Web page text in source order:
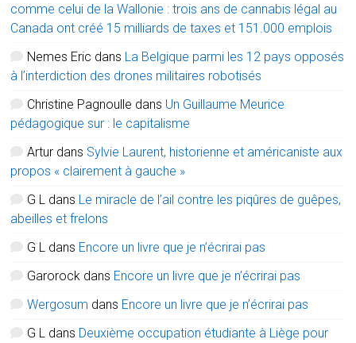
comme celui de la Wallonie : trois ans de cannabis légal au
Canada ont créé 15 milliards de taxes et 151.000 emplois
Nemes Eric dans La Belgique parmi les 12 pays opposés
à l’interdiction des drones militaires robotisés
Christine Pagnoulle dans Un Guillaume Meurice
pédagogique sur : le capitalisme
Artur dans Sylvie Laurent, historienne et américaniste aux
propos « clairement à gauche »
G L dans Le miracle de l’ail contre les piqûres de guêpes,
abeilles et frelons
G L dans Encore un livre que je n’écrirai pas
Garorock dans Encore un livre que je n’écrirai pas
Wergosum dans Encore un livre que je n’écrirai pas
G L dans Deuxième occupation étudiante à Liège pour